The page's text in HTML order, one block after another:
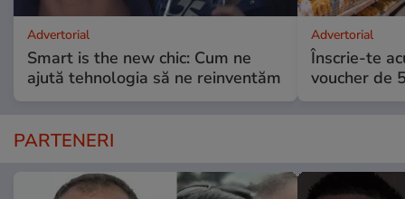
Advertorial
Smart is the new chic: Cum ne
ajută tehnologia să ne reinventăm
Advertorial
Înscrie-te
voucher de
PARTENERI